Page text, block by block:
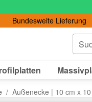
Bundesweite Lieferung
Außenecke | 10 cm x